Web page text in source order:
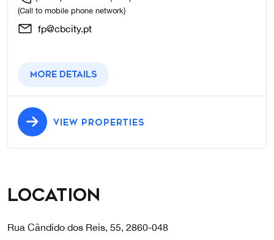
(Call to mobile phone network)
fp@cbcity.pt
More details
VIEW PROPERTIES
Location
Rua Cândido dos Reis, 55, 2860-048